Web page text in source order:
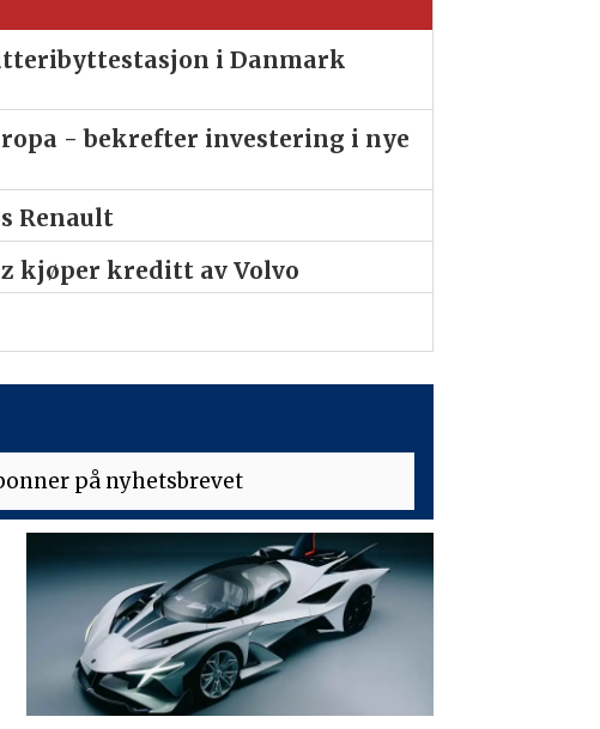
i Danmark
- bekrefter investering i nye
Renault
kjøper kreditt av Volvo